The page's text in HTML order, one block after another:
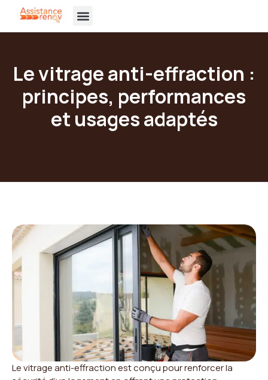
principal
Le vitrage anti-effraction :
principes, performances
et usages adaptés
Le vitrage anti-effraction est conçu pour renforcer la